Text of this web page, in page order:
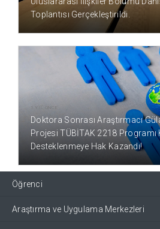
Toplantısı Gerçekleştirildi.
1 YIL ÖNCE
Doktora Sonrası Araştırmacı
Projesi TÜBİTAK 2218 Programı
Desteklenmeye Hak Kazandı!
Öğrenci
Araştırma ve Uygulama Merkezleri